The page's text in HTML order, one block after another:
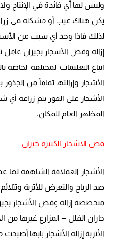
وليس لها أي فائدة في الإنتاج
يكن هناك عيب أو مشكلة في
لذلك فاذا وجد أي سبب من
إزالة وقص الأشجار بجيزان عامل
اتباع التعليمات المختلفة
الأشجار وإزالتها تماماً من
الأشجار على الفور يتم زراعة أي
المظهر العام للمكان.
قص الاشجار الكبيرة جيزان
الأشجار العملاقة الشاهقة لها
صد الرياح والتعرض للأتربة
متخصصة إزالة وقص الأشجار
جازان الفلل – المزارع غيرها من
الأتربة إزالة الأشجار بابها